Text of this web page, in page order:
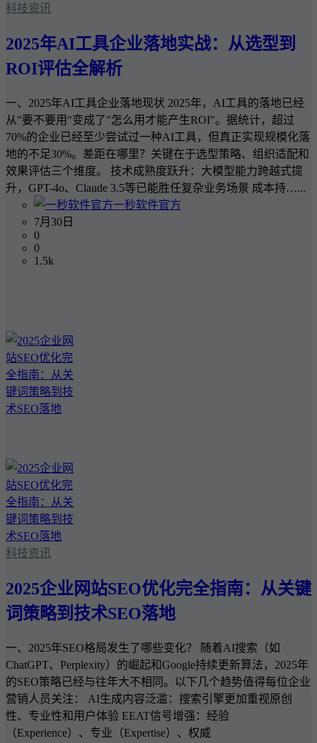
科技资讯
2025年AI工具企业落地实战：从选型到
ROI评估全解析
一、2025年AI工具企业落地现状 2025年，AI工具的落地已经
从"要不要用"变成了"怎么用才能产生ROI"。据统计，超过
70%的企业已经至少尝试过一种AI工具，但真正实现规模化落
地的不足30%。差距在哪里？关键在于选型策略、组织适配和
效果评估三个维度。 技术成熟度跃升：大模型能力跨越式提
升，GPT-4o、Claude 3.5等已能胜任复杂业务场景 成本持…...
一秒软件官方
7月30日
0
0
1.5k
科技资讯
2025企业网站SEO优化完全指南：从关键
词策略到技术SEO落地
一、2025年SEO格局发生了哪些变化？ 随着AI搜索（如
ChatGPT、Perplexity）的崛起和Google持续更新算法，2025年
的SEO策略已经与往年大不相同。以下几个趋势值得每位企业
营销人员关注： AI生成内容泛滥：搜索引擎更加重视原创
性、专业性和用户体验 EEAT信号增强：经验
（Experience）、专业（Expertise）、权威